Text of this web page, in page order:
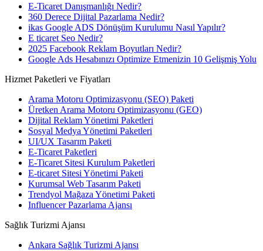
E-Ticaret Danışmanlığı Nedir?
360 Derece Dijital Pazarlama Nedir?
ikas Google ADS Dönüşüm Kurulumu Nasıl Yapılır?
E ticaret Seo Nedir?
2025 Facebook Reklam Boyutları Nedir?
Google Ads Hesabınızı Optimize Etmenizin 10 Gelişmiş Yolu
Hizmet Paketleri ve Fiyatları
Arama Motoru Optimizasyonu (SEO) Paketi
Üretken Arama Motoru Optimizasyonu (GEO)
Dijital Reklam Yönetimi Paketleri
Sosyal Medya Yönetimi Paketleri
UI/UX Tasarım Paketi
E-Ticaret Paketleri
E-Ticaret Sitesi Kurulum Paketleri
E-ticaret Sitesi Yönetimi Paketi
Kurumsal Web Tasarım Paketi
Trendyol Mağaza Yönetimi Paketi
Influencer Pazarlama Ajansı
Sağlık Turizmi Ajansı
Ankara Sağlık Turizmi Ajansı